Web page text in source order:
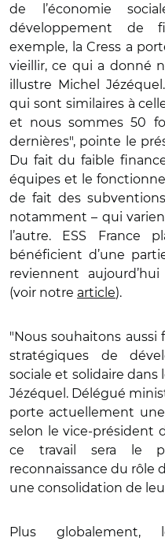
de l’économie
développement de
exemple, la Cress a
vieillir, ce qui a donné
illustre Michel
qui sont similaires à
et nous sommes 50
dernières", pointe le
Du fait du faible
équipes et le
de fait des
notamment – qui
l’autre. ESS France
bénéficient d’une
reviennent
(voir notre article).
"Nous souhaitons aussi
stratégiques de
sociale et solidaire dans
Jézéquel. Délégué
porte actuellement
selon le vice-président
ce travail sera le
reconnaissance du rôle
une consolidation de
Plus globalement,